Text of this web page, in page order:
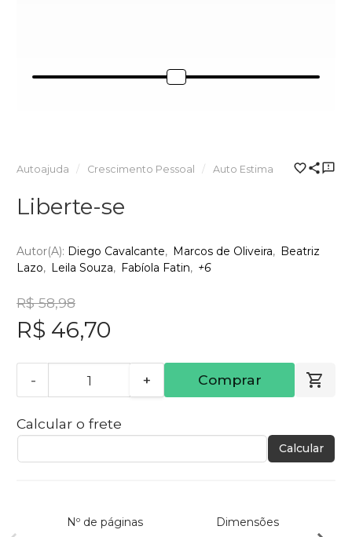
Autoajuda Crescimento Pessoal Auto Estima
Liberte-se
Autor(a): Diego Cavalcante Marcos de Oliveira
Beatriz
Lazo
Leila Souza Fabíola Fatin +6
R$ 58,98
R$ 46,70
- + Comprar
Calcular o frete
Calcular
Nº de páginas Dimensões